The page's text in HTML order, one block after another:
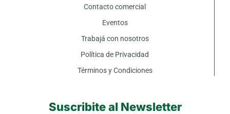
Contacto comercial
Eventos
Trabajá con nosotros
Política de Privacidad
Términos y Condiciones
Suscribite al Newsletter